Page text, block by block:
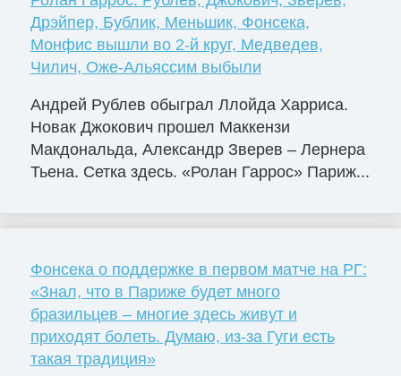
Дрэйпер, Бублик, Меньшик, Фонсека,
Монфис вышли во 2-й круг, Медведев,
Чилич, Оже-Альяссим выбыли
Андрей Рублев обыграл Ллойда Харриса.
Новак Джокович прошел Маккензи
Макдональда, Александр Зверев – Лернера
Тьена. Сетка здесь. «Ролан Гаррос» Париж...
Фонсека о поддержке в первом матче на РГ:
«Знал, что в Париже будет много
бразильцев – многие здесь живут и
приходят болеть. Думаю, из-за Гуги есть
такая традиция»